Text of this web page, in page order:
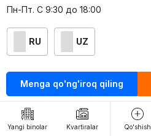
Menga qo'ng'iroq qiling
Yangi binolar Kvartiralar Qo'shish
Пн-Пт. С 9:30 до 18:00
RU UZ
Kontaktlar
loyiha haqida
Webnow © loyihasi